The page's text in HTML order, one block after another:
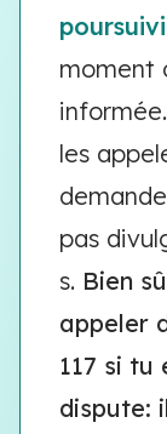
moment
les
pas
s. Bien
appeler
117 si tu
dispute: